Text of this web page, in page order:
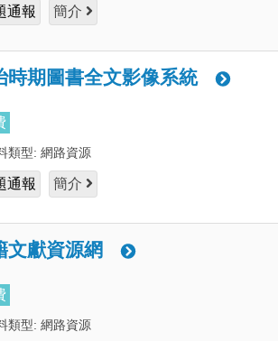
通報 簡介
時期圖書全文影像系統
類型: 網路資源
通報 簡介
文獻資源網
類型: 網路資源